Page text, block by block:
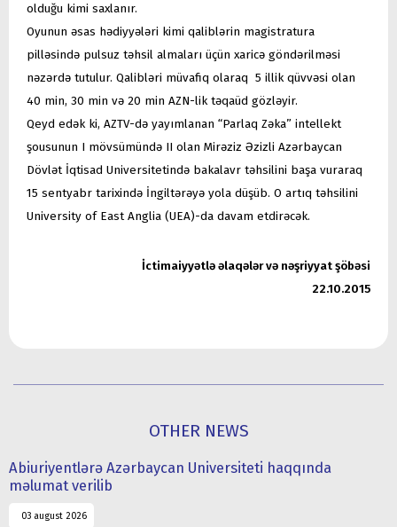
olduğu kimi saxlanır.
Oyunun əsas hədiyyələri kimi qaliblərin magistratura
pilləsində pulsuz təhsil almaları üçün xaricə göndərilməsi
nəzərdə tutulur. Qalibləri müvafiq olaraq 5 illik qüvvəsi olan
40 min, 30 min və 20 min AZN-lik təqaüd gözləyir.
Qeyd edək ki, AZTV-də yayımlanan “Parlaq Zəka” intellekt
şousunun I mövsümündə II olan Mirəziz Əzizli Azərbaycan
Dövlət İqtisad Universitetində bakalavr təhsilini başa vuraraq
15 sentyabr tarixində İngiltərəyə yola düşüb. O artıq təhsilini
University of East Anglia (UEA)-da davam etdirəcək.
İctimaiyyətlə əlaqələr və nəşriyyat şöbəsi
22.10.2015
OTHER NEWS
Abiuriyentlərə Azərbaycan Universiteti haqqında
məlumat verilib
03 august 2026